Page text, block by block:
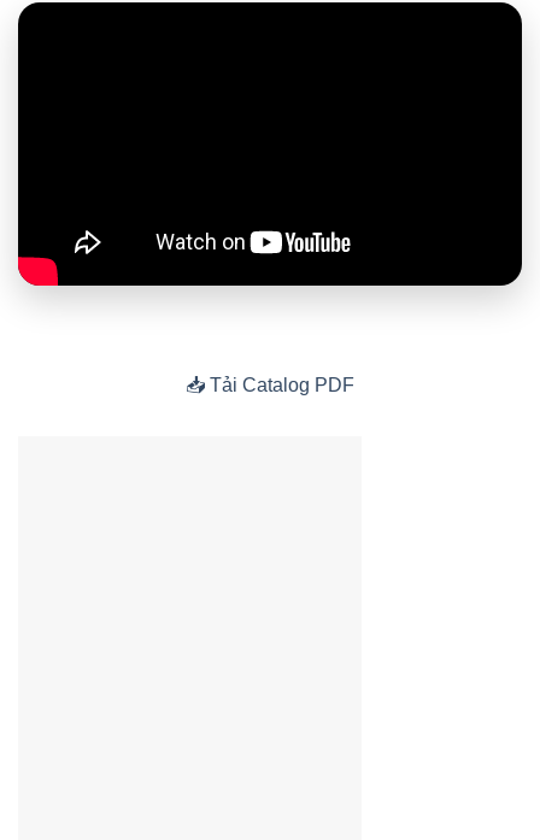
📥 Tải Catalog PDF